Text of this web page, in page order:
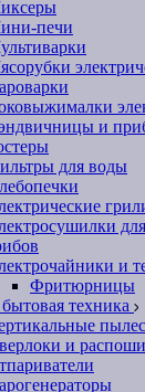
печи
и
для воды
и
Фритюрницы
техника
и